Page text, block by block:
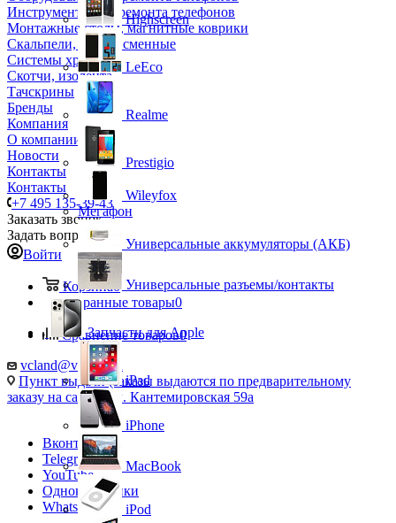
Инструменты для ремонта телефонов
Монтажные столы, магнитные коврики
Скальпели, лезвия сменные
Системы хранения
Скотчи, изолента
Тачскрины
Бренды
Компания
О компании
Новости
Контакты
Контакты
+7 495 135-39-43
Заказать звонок
Задать вопрос
Войти
Корзина0
Избранные товары0
Сравнение товаров0
vcland@vcland.ru
Пункт выдачи (заказы выдаются по предварительному
заказу на сайте), ул. Кантемировская 59а
Вконтакте
Telegram
YouTube
Одноклассники
WhatsApp
Highscreen
LeEco
Realme
Prestigio
Wileyfox
Мегафон
Универсальные аккумуляторы (АКБ)
Универсальные разъемы/контакты
Запчасти для Apple
iPad
iPhone
MacBook
iPod